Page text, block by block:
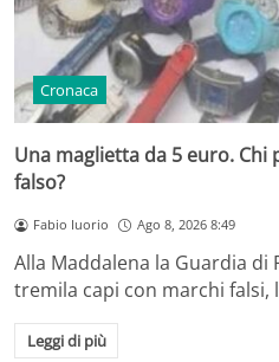
Cronaca
Una maglietta da 5 euro. Chi
falso?
Fabio Iuorio Ago 8, 2026 8:49
Alla Maddalena la Guardia di
tremila capi con marchi
Leggi di più